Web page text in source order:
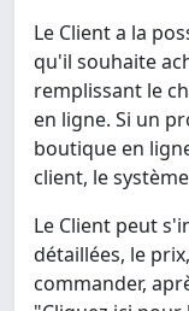
Le Client a la
qu'il souhaite
remplissant le
en ligne. Si un
boutique en
client, le
Le Client peut
détaillées, le
commander,